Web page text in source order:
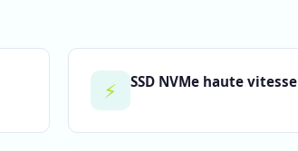
⚡ SSD NVMe haute vitesse